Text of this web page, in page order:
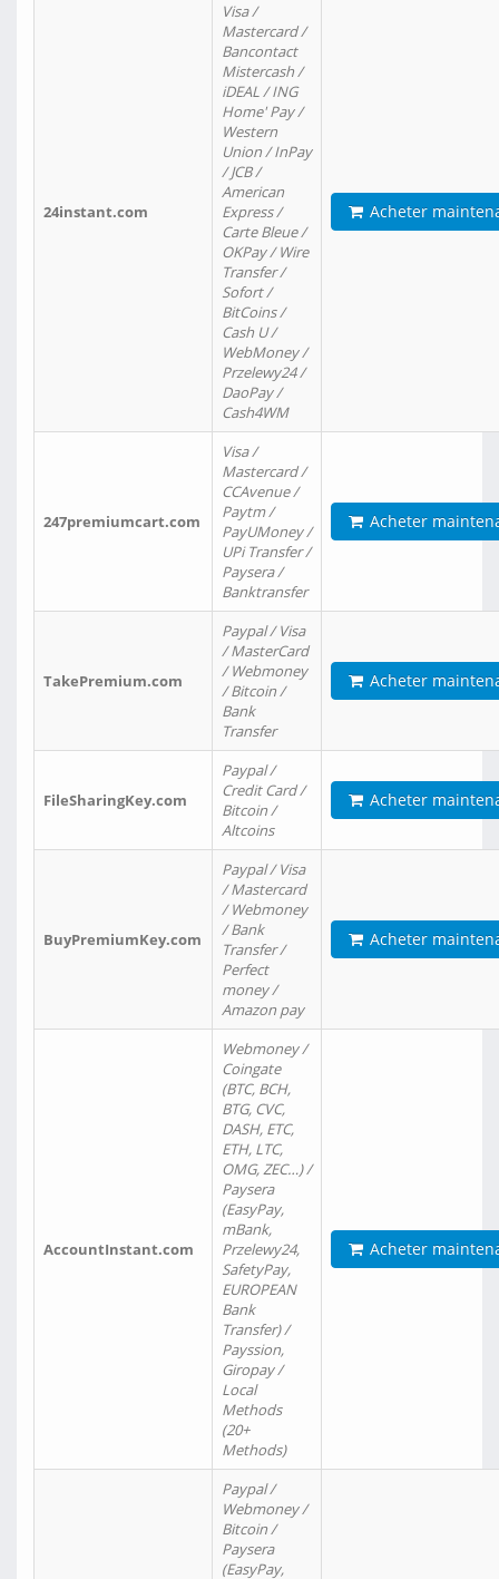
24instant.com
Visa /
Mastercard /
Bancontact
Mistercash /
iDEAL / ING
Home' Pay /
Western
Union / InPay
/ JCB /
American
Express /
Carte Bleue /
OKPay / Wire
Transfer /
Sofort /
BitCoins /
Cash U /
WebMoney /
Przelewy24 /
DaoPay /
Cash4WM
Acheter
247premiumcart.com
Visa /
Mastercard /
CCAvenue /
Paytm /
PayUMoney /
UPi Transfer /
Paysera /
Banktransfer
Acheter
TakePremium.com
Paypal / Visa
/ MasterCard
/ Webmoney
/ Bitcoin /
Bank
Transfer
Acheter
FileSharingKey.com
Paypal /
Credit Card /
Bitcoin /
Altcoins
Acheter
BuyPremiumKey.com
Paypal / Visa
/ Mastercard
/ Webmoney
/ Bank
Transfer /
Perfect
money /
Amazon pay
Acheter
AccountInstant.com
Webmoney /
Coingate
(BTC, BCH,
BTG, CVC,
DASH, ETC,
ETH, LTC,
OMG, ZEC…) /
Paysera
(EasyPay,
mBank,
Przelewy24,
SafetyPay,
EUROPEAN
Bank
Transfer) /
Payssion,
Giropay /
Local
Methods
(20+
Methods)
Acheter
Paypal /
Webmoney /
Bitcoin /
Paysera
(EasyPay,